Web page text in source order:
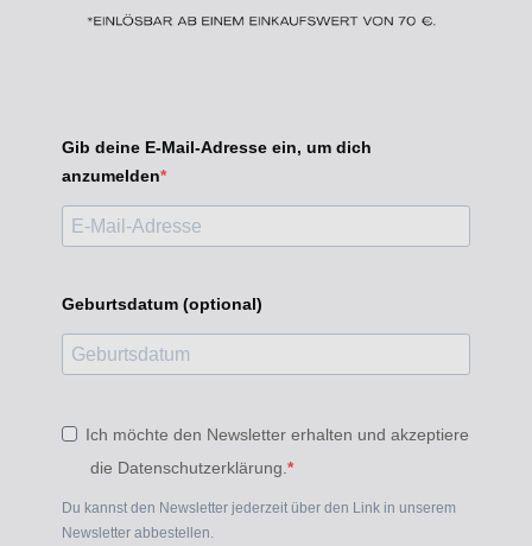
Gib deine E-Mail-Adresse ein, um dich
anzumelden
Geburtsdatum (optional)
Ich möchte den Newsletter erhalten und akzeptiere
die Datenschutzerklärung.
Du kannst den Newsletter jederzeit über den Link in unserem
Newsletter abbestellen.